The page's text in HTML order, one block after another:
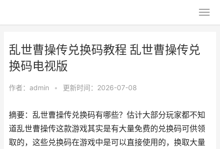
乱世曹操传兑换码教程 乱世曹操传兑
换码电视版
作者： admin • 更新时间：2026-07-08
摘要：乱世曹操传兑换码有哪些？估计大部分玩家都不知
道乱世曹操传这款游戏其实是有大量免费的兑换码可供领
取的，这些兑换码在游戏中是可以直接使用的，换取大量